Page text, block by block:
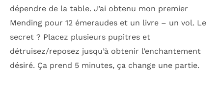
dépendre de la table. J’ai obtenu mon premier
Mending pour 12 émeraudes et un livre – un vol. Le
secret ? Placez plusieurs pupitres et
détruisez/reposez jusqu’à obtenir l’enchantement
désiré. Ça prend 5 minutes, ça change une partie.